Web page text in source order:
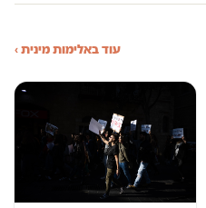
עוד באלימות מינית ›